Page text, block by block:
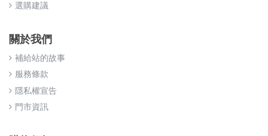
選購建議
關於我們
補給站的故事
服務條款
隱私權宣告
門市資訊